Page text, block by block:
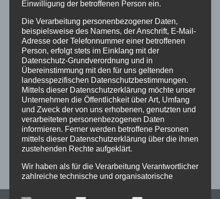
Fortschrittskurse
Grund- & Hochzeitskurse
newsheader
Tanzkreise
Meta
Anmelden
Eintrags-Feed
Kommentar-Feed
Einwilligung der betroffenen Person ein.
Die Verarbeitung personenbezogener Daten,
beispielsweise des Namens, der Anschrift, E-Mail-
Adresse oder Telefonnummer einer betroffenen
Person, erfolgt stets im Einklang mit der
Datenschutz-Grundverordnung und in
Übereinstimmung mit den für uns geltenden
landesspezifischen Datenschutzbestimmungen.
Mittels dieser Datenschutzerklärung möchte unser
Unternehmen die Öffentlichkeit über Art, Umfang
und Zweck der von uns erhobenen, genutzten und
verarbeiteten personenbezogenen Daten
informieren. Ferner werden betroffene Personen
mittels dieser Datenschutzerklärung über die ihnen
zustehenden Rechte aufgeklärt.
Wir haben als für die Verarbeitung Verantwortlicher
zahlreiche technische und organisatorische
lückenlosen Schutz der über diese Internetseite